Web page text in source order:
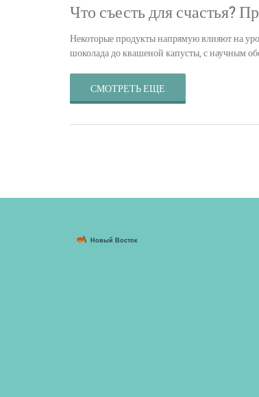
Что съесть для счастья?
Некоторые продукты напрямую влияют на
шоколада до квашеной капусты, с научным
СМОТРЕТЬ ЕЩЕ